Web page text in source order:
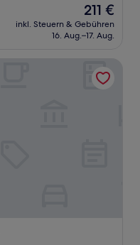
Der
Preis
beträgt
211 €
inkl. Steuern & Gebühren
16. Aug.–17. Aug.